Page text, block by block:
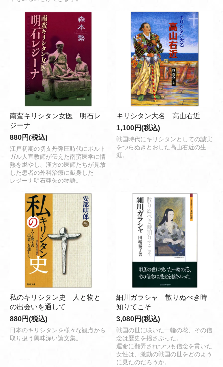
南蛮キリシタン女医 明石レ
ジーナ
880円(税込)
江戸初期の切支丹弾圧時代にポルト
ガル人宣教師が伝えた南蛮医学に情
熱を燃やし、漢方の医師たちが見放
した患者の外科治療に献身した──
レジーナ明石亜矢の物語。
キリシタン大名 高山右近
1,100円(税込)
戦国時代にキリシタンとしての誠実
をつらぬきとおした高山右近の生
涯。
私のキリシタン史 人と物と
の出会いを通して
880円(税込)
日本のキリシタンを様々な観点から
取り扱う興味深い論文集。
細川ガラシャ 散りぬべき時
知りてこそ
3,080円(税込)
戦国の世に咲いた一輪の花、その信
念は歴史を揺さぶった。
運命に翻弄されつつも信念を貫いた
女性は、激動の戦国の世をどのよう
に見たのだろうか。